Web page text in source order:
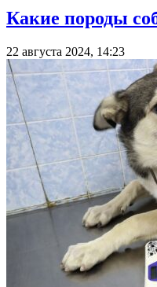
Какие породы
22 августа 2024, 14:23